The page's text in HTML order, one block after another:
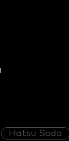
Hatsu Soda